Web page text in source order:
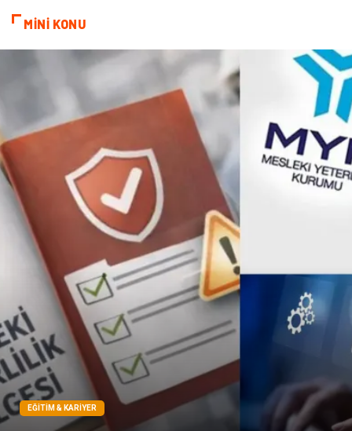
Yazı Tahtaları
Pet Malzemeleri
MİNİ KONU
EĞITIM & KARIYER